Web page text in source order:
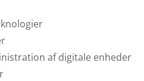
af digitale enheder